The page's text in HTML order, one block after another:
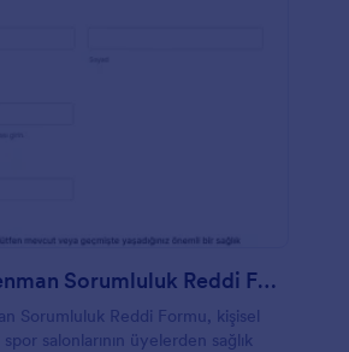
Kişisel Antrenman Sorumluluk Reddi Formu
Sorumluluk Reddi Formu, kişisel
salonlarının üyelerden sağlık